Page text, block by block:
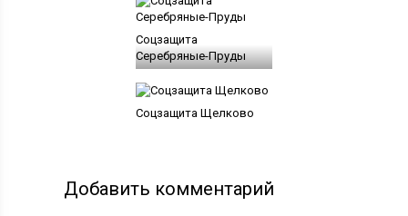
Соцзащита
Серебряные-Пруды
Соцзащита Щелково
Добавить комментарий